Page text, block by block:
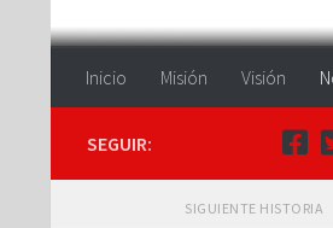
Inicio Misión Visión
SEGUIR:
SIGUIENTE HISTORIA